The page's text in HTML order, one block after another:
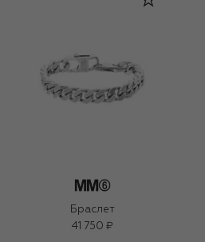
Браслет
41 750 ₽